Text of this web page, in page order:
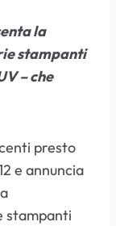
la
stampanti
– che
presto
e annuncia
stampanti